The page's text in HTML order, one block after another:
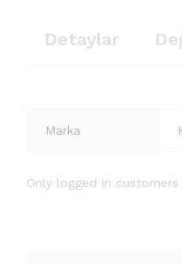
Detaylar
Marka
Only logged in